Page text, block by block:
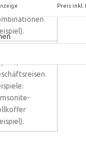
+ Sleeve
Preis inkl.